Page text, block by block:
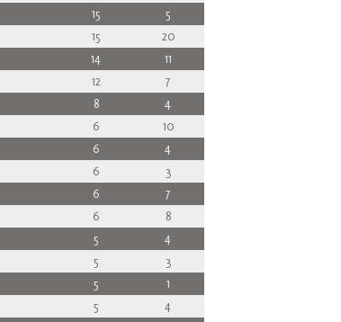
15
5
15
20
14
11
12
7
8
4
6
10
6
4
6
3
6
7
6
8
5
4
5
3
5
1
5
4